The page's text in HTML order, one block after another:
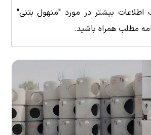
بیشتر در مورد "منهول بتنی"
مطلب همراه باشید.